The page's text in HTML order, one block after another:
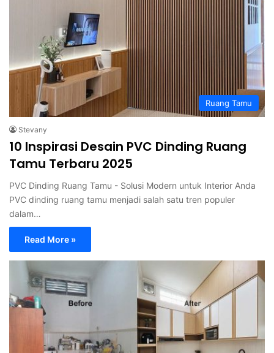
Ruang Tamu
Stevany
10 Inspirasi Desain PVC Dinding Ruang
Tamu Terbaru 2025
PVC Dinding Ruang Tamu - Solusi Modern untuk Interior Anda
PVC dinding ruang tamu menjadi salah satu tren populer
dalam…
Read More »